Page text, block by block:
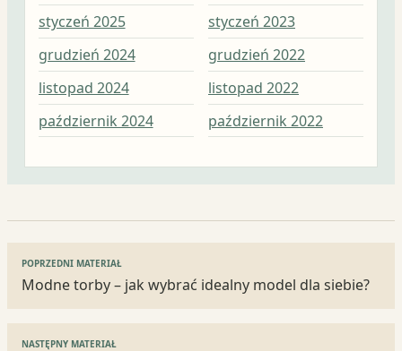
styczeń 2025
grudzień 2024
listopad 2024
październik 2024
styczeń 2023
grudzień 2022
listopad 2022
październik 2022
Nawigacja
wpisu
POPRZEDNI MATERIAŁ
Modne torby – jak wybrać idealny model dla siebie?
NASTĘPNY MATERIAŁ